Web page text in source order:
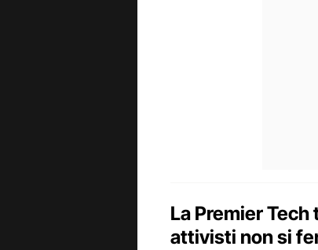
La Premier
attivisti non si